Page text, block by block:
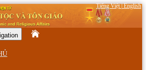
Tiếng Việt|English